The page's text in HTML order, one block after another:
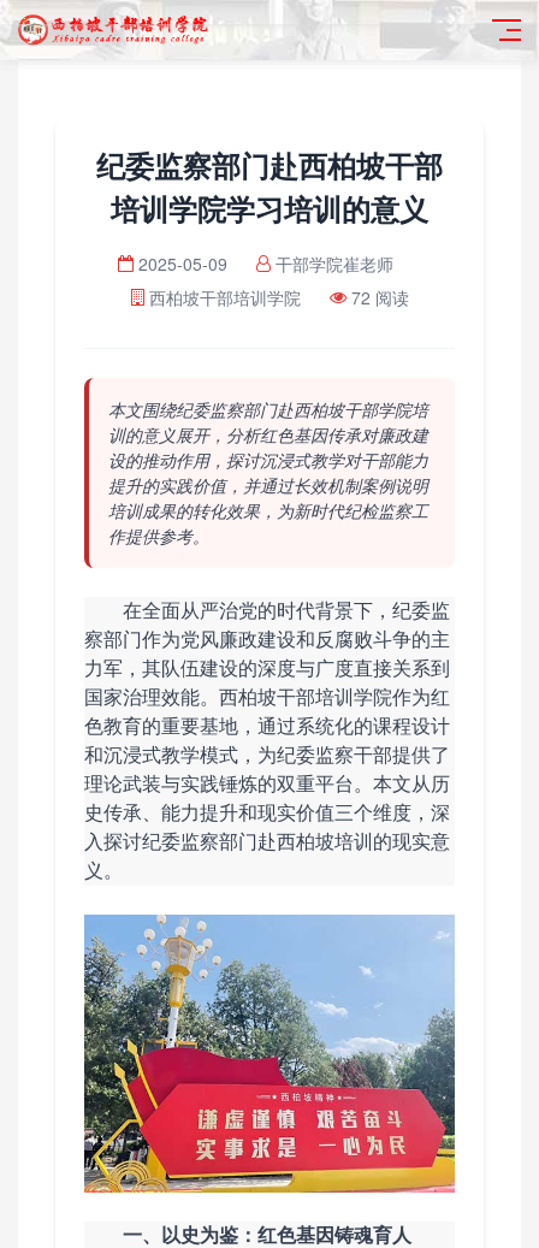
纪委监察部门赴西柏坡干部
培训学院学习培训的意义
2025-05-09
干部学院崔老师
西柏坡干部培训学院
72 阅读
本文围绕纪委监察部门赴西柏坡干部学院培
训的意义展开，分析红色基因传承对廉政建
设的推动作用，探讨沉浸式教学对干部能力
提升的实践价值，并通过长效机制案例说明
培训成果的转化效果，为新时代纪检监察工
作提供参考。
在全面从严治党的时代背景下，纪委监
察部门作为党风廉政建设和反腐败斗争的主
力军，其队伍建设的深度与广度直接关系到
国家治理效能。西柏坡干部培训学院作为红
色教育的重要基地，通过系统化的课程设计
和沉浸式教学模式，为纪委监察干部提供了
理论武装与实践锤炼的双重平台。本文从历
史传承、能力提升和现实价值三个维度，深
入探讨纪委监察部门赴西柏坡培训的现实意
义。
一、以史为鉴：红色基因铸魂育人